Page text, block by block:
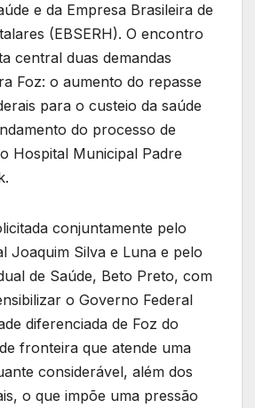
e da Empresa Brasileira de
(EBSERH). O encontro
central duas demandas
Foz: o aumento do repasse
para o custeio da saúde
do processo de
Hospital Municipal Padre
conjuntamente pelo
Joaquim Silva e Luna e pelo
de Saúde, Beto Preto, com
o Governo Federal
diferenciada de Foz do
fronteira que atende uma
considerável, além dos
o que impõe uma pressão